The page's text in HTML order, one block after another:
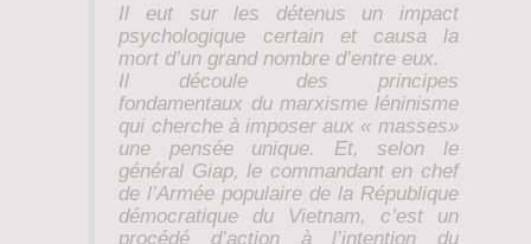
Il eut sur les détenus un impact
psychologique certain et causa la
mort d’un grand nombre d’entre eux.
Il découle des principes
fondamentaux du marxisme léninisme
qui cherche à imposer aux « masses»
une pensée unique. Et, selon le
général Giap, le commandant en chef
de l’Armée populaire de la République
démocratique du Vietnam, c’est un
procédé d’action à l’intention du